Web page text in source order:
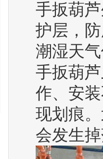
手扳葫
护层，
潮湿天
手扳葫
作、安
现划痕
会发生